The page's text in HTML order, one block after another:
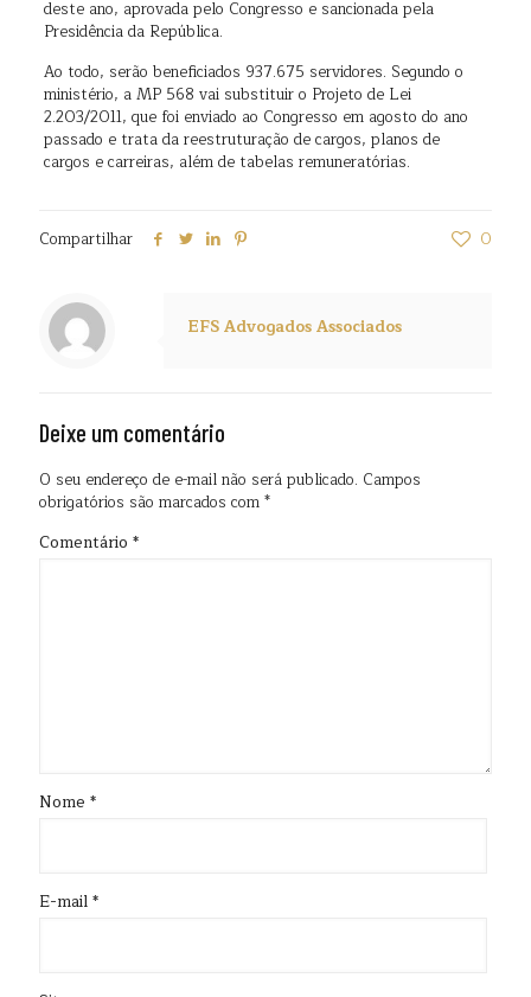
deste ano, aprovada pelo Congresso e sancionada pela
Presidência da República.
Ao todo, serão beneficiados 937.675 servidores. Segundo o
ministério, a MP 568 vai substituir o Projeto de Lei
2.203/2011, que foi enviado ao Congresso em agosto do ano
passado e trata da reestruturação de cargos, planos de
cargos e carreiras, além de tabelas remuneratórias.
Compartilhar 0
EFS Advogados Associados
Deixe um comentário
O seu endereço de e-mail não será publicado. Campos
obrigatórios são marcados com*
Comentário *
Nome *
E-mail*